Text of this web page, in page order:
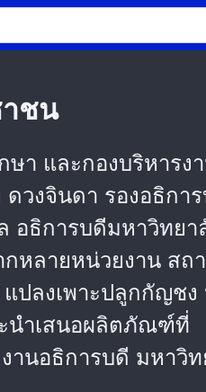
ชน
า และกองบริหารง
วงจินดา รองอธิกา
อธิการบดีมหาวิทยา
หลายหน่วยงาน สถ
ปลงเพาะปลูกกัญชง
นำเสนอผลิตภัณฑ์ที่
นอธิการบดี มหาวิท